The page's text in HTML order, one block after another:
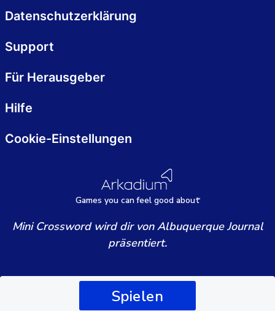
Spielen
Games you canfeel good about
Datenschutzerklärung
Support
Für Herausgeber
Hilfe
Cookie-Einstellungen
Mini Crossword wird dir von Albuquerque Journal
präsentiert.